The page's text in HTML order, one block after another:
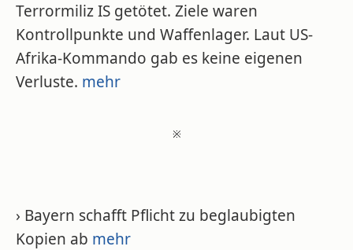
Terrormiliz IS getötet. Ziele waren
Kontrollpunkte und Waffenlager. Laut US-
Afrika-Kommando gab es keine eigenen
Verluste. mehr
※
› Bayern schafft Pflicht zu beglaubigten
Kopien ab mehr